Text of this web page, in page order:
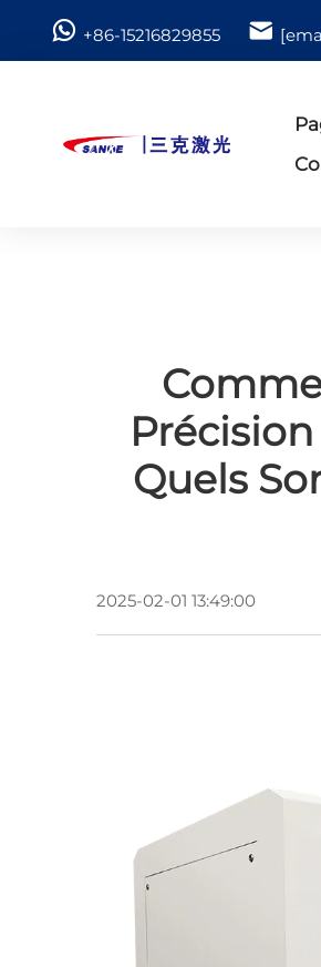
+86-15216829855
Quels
2025-02-01 13:49:00